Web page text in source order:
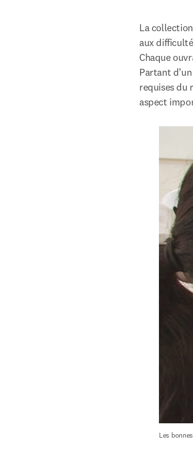
La collection
aux
Chaque
Partant
requises du
aspect
Les